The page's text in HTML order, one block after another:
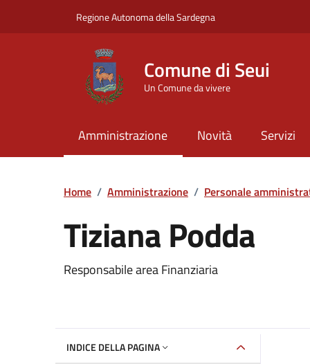
Regione Autonoma della Sardegna
Comune di Seui
Un Comune da vivere
Amministrazione Novità Servizi
Home / Amministrazione / Personale
Tiziana Podda
Dettaglio della
Responsabile area Finanziaria
INDICE DELLA PAGINA